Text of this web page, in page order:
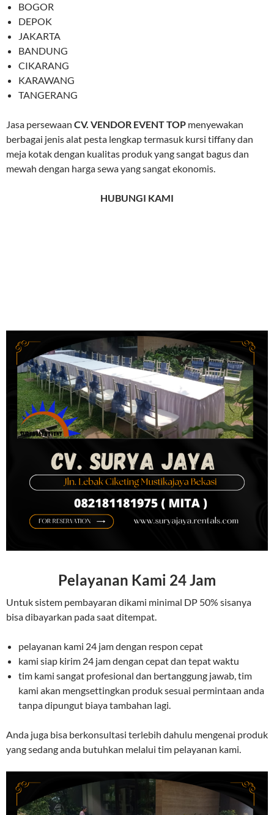
BOGOR
DEPOK
JAKARTA
BANDUNG
CIKARANG
KARAWANG
TANGERANG
Jasa persewaan CV. VENDOR EVENT TOP menyewakan
berbagai jenis alat pesta lengkap termasuk kursi tiffany dan
meja kotak dengan kualitas produk yang sangat bagus dan
mewah dengan harga sewa yang sangat ekonomis.
HUBUNGI KAMI
Pelayanan Kami 24 Jam
Untuk sistem pembayaran dikami minimal DP 50% sisanya
bisa dibayarkan pada saat ditempat.
pelayanan kami 24 jam dengan respon cepat
kami siap kirim 24 jam dengan cepat dan tepat waktu
tim kami sangat profesional dan bertanggung jawab, tim
kami akan mengsettingkan produk sesuai permintaan anda
tanpa dipungut biaya tambahan lagi.
Anda juga bisa berkonsultasi terlebih dahulu mengenai produk
yang sedang anda butuhkan melalui tim pelayanan kami.